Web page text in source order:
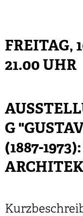
FREITAG,
21.00 UHR
G
(1887-